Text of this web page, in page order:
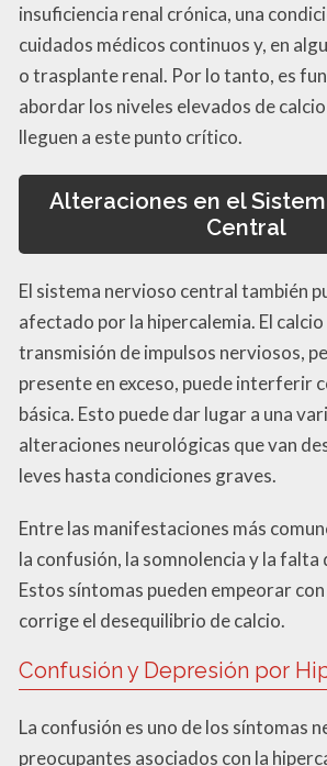
insuficiencia renal crónica, una
cuidados médicos continuos y, en
o trasplante renal. Por lo tanto, es
abordar los niveles elevados de
lleguen a este punto crítico.
Alteraciones en el
Central
El sistema nervioso central también
afectado por la hipercalemia. El calcio
transmisión de impulsos nerviosos,
presente en exceso, puede interferir
básica. Esto puede dar lugar a una
alteraciones neurológicas que van
leves hasta condiciones graves.
Entre las manifestaciones más
la confusión, la somnolencia y la falta
Estos síntomas pueden empeorar
corrige el desequilibrio de calcio.
Confusión y Depresión por
La confusión es uno de los síntomas
preocupantes asociados con la